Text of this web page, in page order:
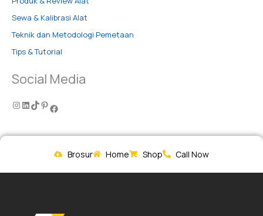
Sewa & Kalibrasi Alat
Teknik dan Metodologi Pemetaan
Tips & Tutorial
Social Media
Brosur Home Shop Call Now